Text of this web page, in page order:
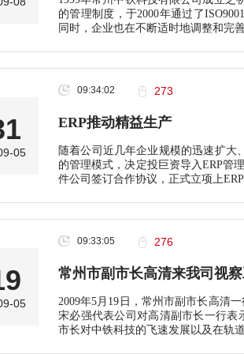
的管理制度，于2000年通过了
同时，企业也在不断适时地调整和完
05
09:34:02 273
ERP推动精益生产
随着公司近几年企业规模的迅速扩大
的管理模式，决定投巨资导入ERP管
件公司签订合作协议，正式立项上
05
09:33:05 276
常州市副市长高清来我司视
2009年5月19日，常州市副市长高清
宋必强代表公司对高清副市长一行表
市长对中铁科技的飞速发展以及在轨